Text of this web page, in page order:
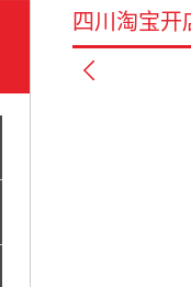
四川淘宝开